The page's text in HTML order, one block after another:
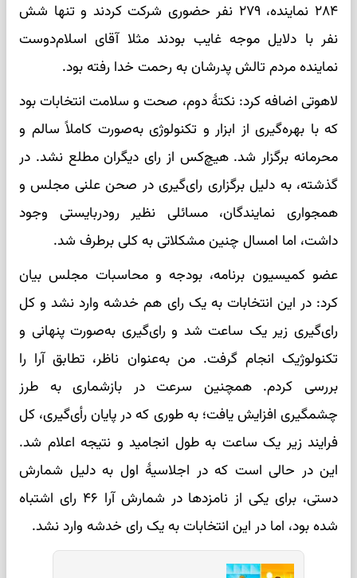
۲۸۴ نماینده، ۲۷۹ نفر حضوری شرکت کردند و تنها شش
نفر با دلایل موجه غایب بودند مثلا آقای اسلام‌دوست
نماینده مردم تالش پدرشان به رحمت خدا رفته بود.
لاهوتی اضافه کرد: نکتهٔ دوم، صحت و سلامت انتخابات بود
که با بهره‌گیری از ابزار و تکنولوژی به‌صورت کاملاً سالم و
محرمانه برگزار شد. هیچ‌کس از رای دیگران مطلع نشد. در
گذشته، به دلیل برگزاری رای‌گیری در صحن علنی مجلس و
همجواری نمایندگان، مسائلی نظیر رودربایستی وجود
داشت، اما امسال چنین مشکلاتی به کلی برطرف شد.
عضو کمیسیون برنامه، بودجه و محاسبات مجلس بیان
کرد: در این انتخابات به یک رای هم خدشه وارد نشد و کل
رای‌گیری زیر یک ساعت شد و رای‌گیری به‌صورت پنهانی و
تکنولوژیک انجام گرفت. من به‌عنوان ناظر، تطابق آرا را
بررسی کردم. همچنین سرعت در بازشماری به طرز
چشمگیری افزایش یافت؛ به طوری که در پایان رأی‌گیری، کل
فرایند زیر یک ساعت به طول انجامید و نتیجه اعلام شد.
این در حالی است که در اجلاسیهٔ اول به دلیل شمارش
دستی، برای یکی از نامزدها در شمارش آرا ۴۶ رای اشتباه
شده بود، اما در این انتخابات به یک رای خدشه وارد نشد.